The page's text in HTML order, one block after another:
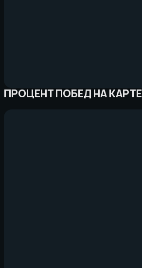
ПРОЦЕНТ ПОБЕД НА КАРТЕ